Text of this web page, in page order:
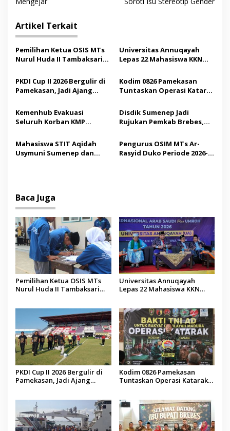
v
i
g
a
s
i
p
o
s
Artikel Terkait
Pemilihan Ketua OSIS MTs
Nurul Huda II Tambaksari
Demokrasi bagi Siswa
Universitas Annuqayah
Lepas 22 Mahasiswa KKN
Saudi
PKDI Cup II 2026 Bergulir di
Pamekasan, Jadi Ajang
Madura
Kodim 0826 Pamekasan
Tuntaskan Operasi Katarak
Tindakan Medis
Kemenhub Evakuasi
Seluruh Korban KMP
Operator Diaudit
Disdik Sumenep Jadi
Rujukan Pemkab Brebes,
Pendidikan Berbasis
Budaya
Mahasiswa STIT Aqidah
Usymuni Sumenep dan
Pengurus OSIM MTs Ar-
Rasyid Duko Periode 2026-
Baca Juga
Pemilihan Ketua OSIS MTs
Nurul Huda II Tambaksari
Universitas Annuqayah
Lepas 22 Mahasiswa KKN
PKDI Cup II 2026 Bergulir di
Pamekasan, Jadi Ajang
Kodim 0826 Pamekasan
Tuntaskan Operasi Katarak